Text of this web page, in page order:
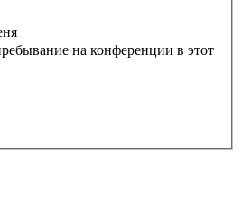
на конференции в этот